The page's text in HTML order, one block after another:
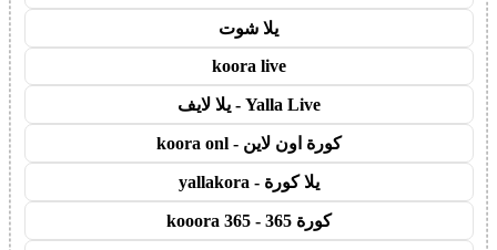
يلا شوت
koora live
Yalla Live - يلا لايف
كورة اون لاين - koora onl
يلا كورة - yallakora
كورة 365 - kooora 365